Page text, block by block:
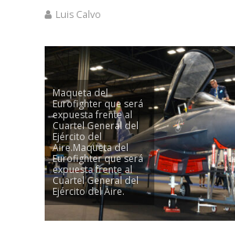
Luis Calvo
Maqueta del
Eurofighter que será
expuesta frente al
Cuartel General del
Ejército del
Aire.Maqueta del
Eurofighter que será
expuesta frente al
Cuartel General del
Ejército del Aire.